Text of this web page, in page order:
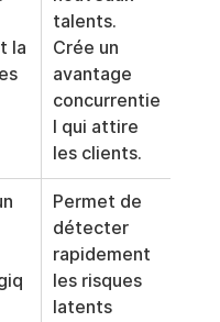
la
talents.
Crée un
avantage
concurrentie
l qui attire
les clients.
Permet de
détecter
rapidement
les risques
latents